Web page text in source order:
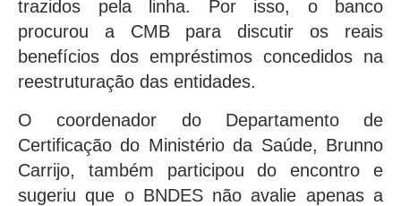
trazidos pela linha. Por isso, o banco
procurou a CMB para discutir os reais
benefícios dos empréstimos concedidos na
reestruturação das entidades.
O coordenador do Departamento de
Certificação do Ministério da Saúde, Brunno
Carrijo, também participou do encontro e
sugeriu que o BNDES não avalie apenas a